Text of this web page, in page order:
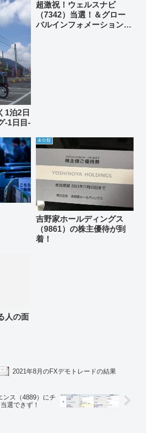
1泊2日
-1日目-
超激祝！ウェルスナビ
（7342）当選！＆グロー
バルインフォメーション
未分類
吉野家ホールディングス
（9861）の株主優待が到
着！
人の面
2021年8月のFXデモトレードの結果
ンス（4889）にチ
選できず！